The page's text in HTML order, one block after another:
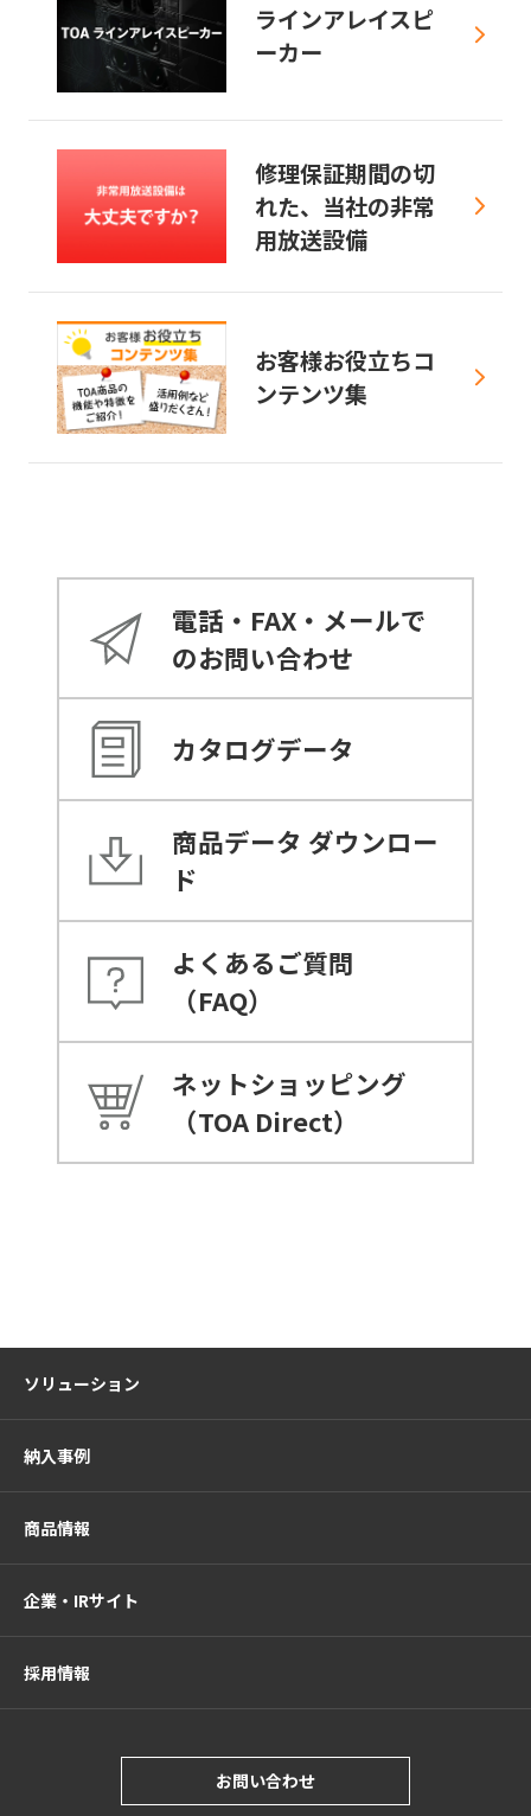
ラインアレイスピ
ーカー
修理保証期間の切
れた、当社の非常
用放送設備
お客様お役立ちコ
ンテンツ集
電話・FAX・メールで
のお問い合わせ
カタログデータ
商品データ ダウンロー
ド
よくあるご質問
（FAQ）
ネットショッピング
（TOA Direct）
ソリューション
納入事例
商品情報
企業・IRサイト
採用情報
お問い合わせ